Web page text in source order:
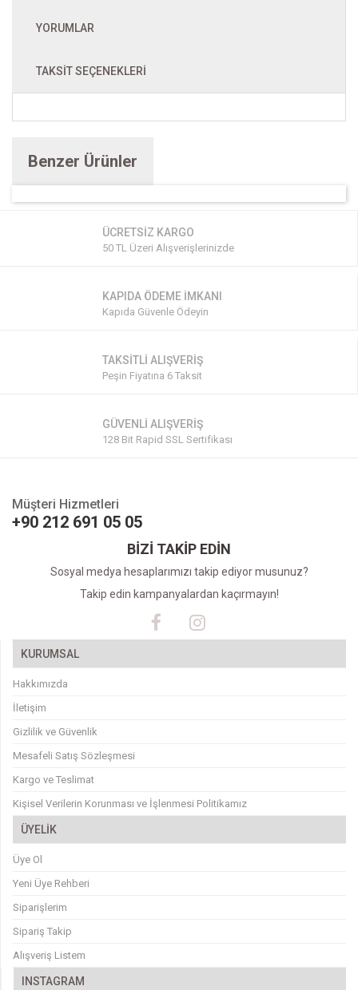
YORUMLAR
TAKSIT SEÇENEKLERI
Benzer Ürünler
ÜCRETSİZ KARGO
50 TL Üzeri Alışverişlerinizde
KAPIDA ÖDEME İMKANI
Kapıda Güvenle Ödeyin
TAKSİTLİ ALIŞVERİŞ
Peşin Fiyatına 6 Taksit
GÜVENLİ ALIŞVERİŞ
128 Bit Rapid SSL Sertifikası
Müşteri Hizmetleri
+90 212 691 05 05
BİZİ TAKİP EDİN
Sosyal medya hesaplarımızı takip ediyor musunuz?
Takip edin kampanyalardan kaçırmayın!
KURUMSAL
Hakkımızda
İletişim
Gizlilik ve Güvenlik
Mesafeli Satış Sözleşmesi
Kargo ve Teslimat
Kişisel Verilerin Korunması ve İşlenmesi Politikamız
ÜYELİK
Üye Ol
Yeni Üye Rehberi
Siparişlerim
Sipariş Takip
Alışveriş Listem
INSTAGRAM